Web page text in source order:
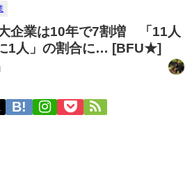
企業は10年で7割増 「11人
1人」の割合に… [BFU★]